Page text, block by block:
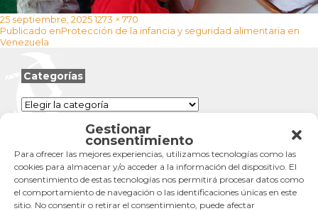
Gestionar
consentimiento
Para ofrecer las mejores experiencias, utilizamos tecnologías como las
cookies para almacenar y/o acceder a la información del dispositivo. El
consentimiento de estas tecnologías nos permitirá procesar datos como
el comportamiento de navegación o las identificaciones únicas en este
sitio. No consentir o retirar el consentimiento, puede afectar
Publicado
el
25 septiembre, 2025Tamaño
completo
1273 × 770
Navegación
de
Publicado enProtección de la infancia y seguridad alimentaria en
Venezuela
Categorías
Categorías